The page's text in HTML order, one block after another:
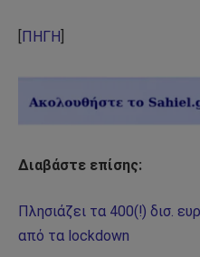
ΠΗΓΗ
Διαβάστε επίσης:
Πλησιάζει τα 400(!) δισ.
από τα lockdown